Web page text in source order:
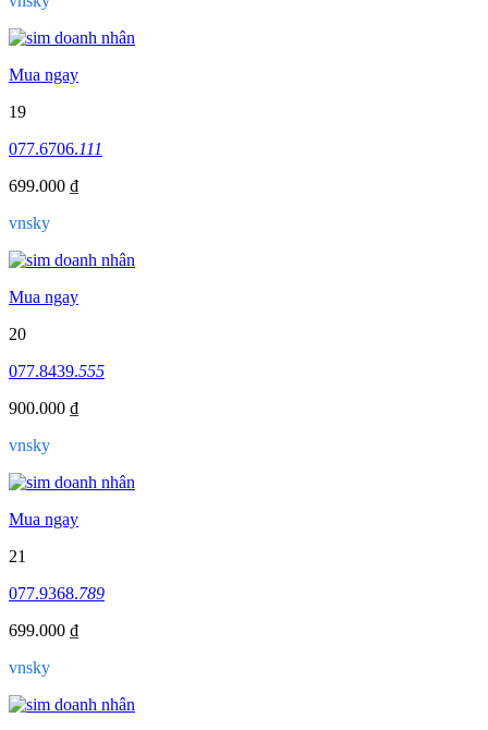
Mua ngay
19
077.6706.111
699.000 ₫
vnsky
Mua ngay
20
077.8439.555
900.000 ₫
vnsky
Mua ngay
21
077.9368.789
699.000 ₫
vnsky